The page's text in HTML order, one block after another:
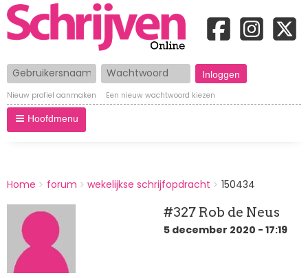
Gebruikersnaam Wachtwoord
Nieuw profiel aanmaken Een nieuw wachtwoord kiezen
Hoofdmenu
BREADCRUMBS
You
here:
Home forum wekelijkse schrijfopdracht 150434
#327 Rob de Neus
5 december 2020 - 17:19